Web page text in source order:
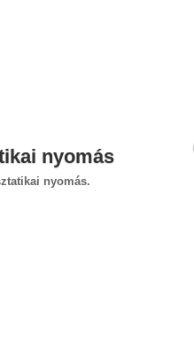
nyomás
nyomás.